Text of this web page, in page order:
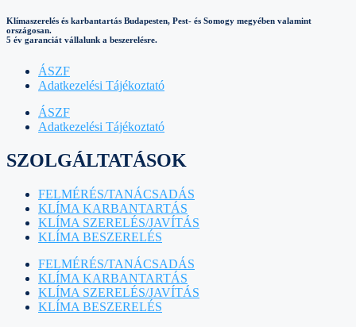
Klímaszerelés és karbantartás Budapesten, Pest- és Somogy megyében valamint
országosan.
5 év garanciát vállalunk a beszerelésre.
ÁSZF
Adatkezelési Tájékoztató
ÁSZF
Adatkezelési Tájékoztató
SZOLGÁLTATÁSOK
FELMÉRÉS/TANÁCSADÁS
KLÍMA KARBANTARTÁS
KLÍMA SZERELÉS/JAVÍTÁS
KLÍMA BESZERELÉS
FELMÉRÉS/TANÁCSADÁS
KLÍMA KARBANTARTÁS
KLÍMA SZERELÉS/JAVÍTÁS
KLÍMA BESZERELÉS